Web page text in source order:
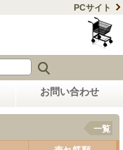
PCサイト
お問い合わせ
一覧